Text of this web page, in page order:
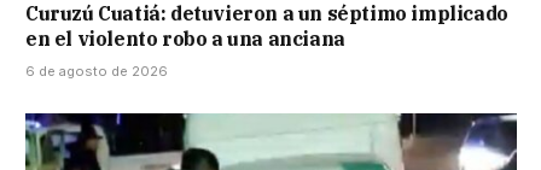
Curuzú Cuatiá: detuvieron a un séptimo implicado
en el violento robo a una anciana
6 de agosto de 2026